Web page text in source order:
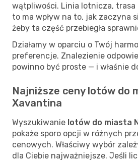
wątpliwości. Linia lotnicza,
to ma wpływ na to, jak zaczyna
żeby ta część przebiegła
Działamy w oparciu o Twój
preferencje. Znalezienie
powinno być proste — i właśnie
Najniższe ceny lotów do
Xavantina
Wyszukiwanie lotów do miasta
pokaże sporo opcji w różnych
cenowych. Właściwy wybór
dla Ciebie najważniejsze. Jeśli